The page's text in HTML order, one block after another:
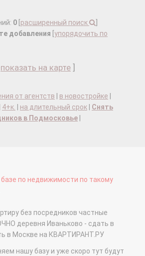
0 расширенный поиск
добавления упорядочить по
показать на карте
от агентств в новостройке
4+к. на длительный срок
Снять
в Подмосковье
по недвижимости по такому
без посредников частные
деревня Иваньково - сдать в
в Москве на КВАРТИРАНТ.РУ
нашу базу и уже скоро тут будут